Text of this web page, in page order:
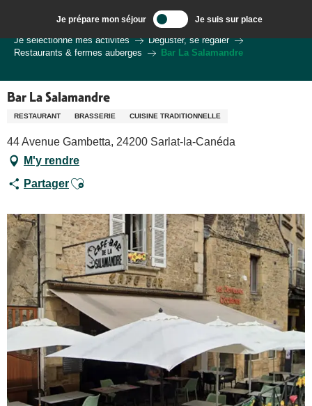
contenu
principal
Je prépare mon séjour Je suis sur place
Bienvenue à Sarlat, Capitale du Périgord Noir
Je sélectionne mes activités
Déguster, se régaler
Restaurants & fermes auberges
Bar La Salamandre
Bar La Salamandre
RESTAURANT BRASSERIE CUISINE TRADITIONNELLE
44 Avenue Gambetta, 24200 Sarlat-la-Canéda
M'y rendre
PartagerAjouter aux favoris